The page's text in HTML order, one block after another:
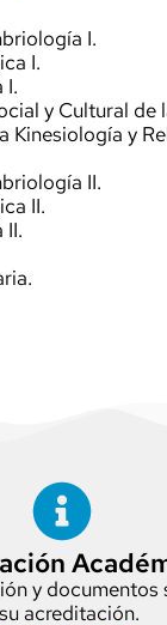
I.
I.
I.
y Cultural de
Kinesiología y
II.
II.
II.
y documentos
acreditación.